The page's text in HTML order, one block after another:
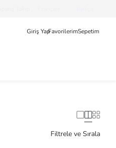
Giriş YapFavorilerimSepetim
Filtrele ve Sırala